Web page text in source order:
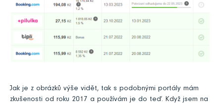
Jak je z obrázků výše vidět, tak s podobnými portály mám
zkušenosti od roku 2017 a používám je do teď. Když jsem na